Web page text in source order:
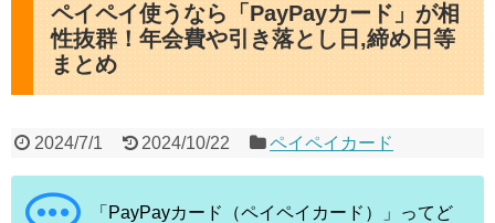
ペイペイ使うなら「PayPayカード」が相
性抜群！年会費や引き落とし日,締め日等
まとめ
2024/7/1 2024/10/22 ペイペイカード
「PayPayカード（ペイペイカード）」ってど